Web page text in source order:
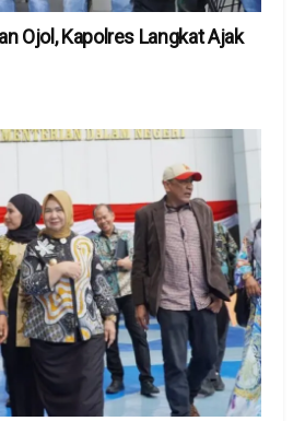
Ojol, Kapolres Langkat Ajak